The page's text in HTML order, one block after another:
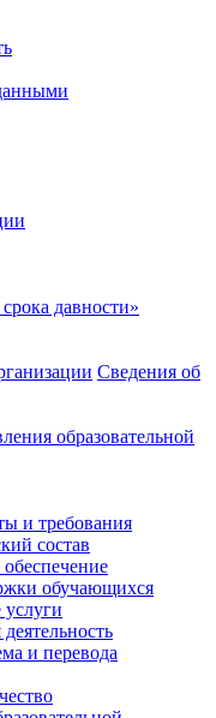
давности»
Сведения об
образовательной
и требования
состав
обучающихся
и перевода